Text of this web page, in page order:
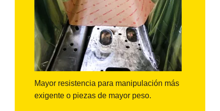
Mayor resistencia para manipulación más
exigente o piezas de mayor peso.